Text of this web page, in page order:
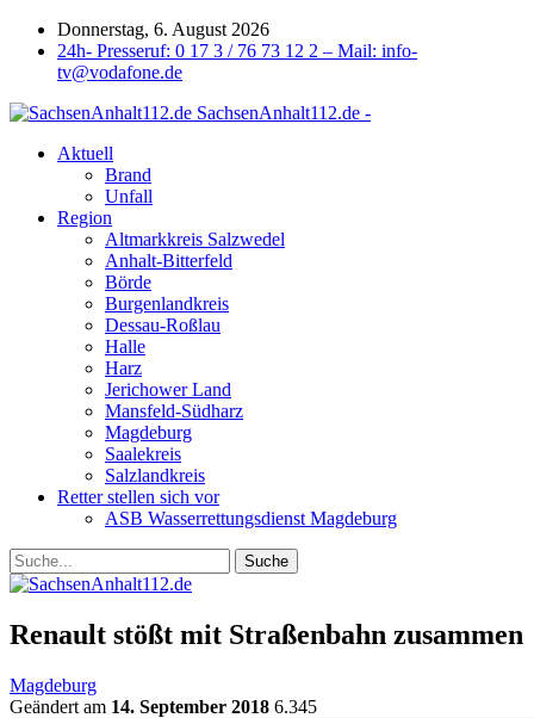
Donnerstag, 6. August 2026
24h- Presseruf: 0 17 3 / 76 73 12 2 – Mail: info-
tv@vodafone.de
SachsenAnhalt112.de -
Aktuell
Brand
Unfall
Region
Altmarkkreis Salzwedel
Anhalt-Bitterfeld
Börde
Burgenlandkreis
Dessau-Roßlau
Halle
Harz
Jerichower Land
Mansfeld-Südharz
Magdeburg
Saalekreis
Salzlandkreis
Retter stellen sich vor
ASB Wasserrettungsdienst Magdeburg
Renault stößt mit Straßenbahn zusammen
Magdeburg
Geändert am 14. September 2018 6.345